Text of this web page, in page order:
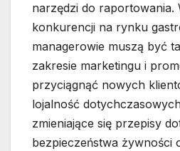
narzędzi do raportowania.
konkurencji na rynku
managerowie muszą być
zakresie marketingu i
przyciągnąć nowych
lojalność
zmieniające się przepisy
bezpieczeństwa żywności